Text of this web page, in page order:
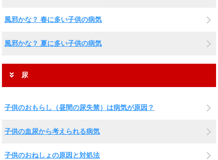
風邪かな？ 春に多い子供の病気
風邪かな？ 夏に多い子供の病気
尿
子供のおもらし（昼間の尿失禁）は病気が原因？
子供の血尿から考えられる病気
子供のおねしょの原因と対処法